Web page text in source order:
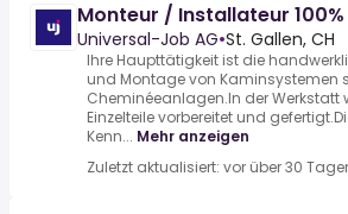
Monteur / Installateur
Universal-Job AG•St. Gallen, CH
Ihre Haupttätigkeit ist die
und Montage von Kaminsystemen
Cheminéeanlagen.In der Werkstatt
Einzelteile vorbereitet und
Kenn... Mehr anzeigen
Zuletzt aktualisiert: vor über 30